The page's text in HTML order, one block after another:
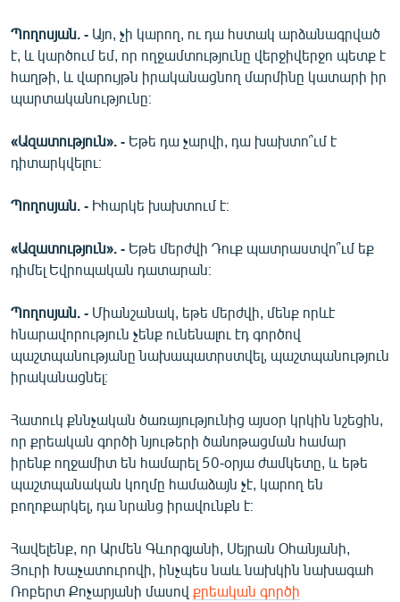
Պողոսյան. - Այո, չի կարող, ու դա հստակ արձանագրված
է, և կարծում եմ, որ ողջամտությունը վերջիվերջո պետք է
հաղթի, և վարույթն իրականացնող մարմինը կատարի իր
պարտականությունը։
«Ազատություն». - Եթե դա չարվի, դա խախտո՞ւմ է
դիտարկվելու։
Պողոսյան. - Իհարկե խախտում է։
«Ազատություն». - Եթե մերժվի Դուք պատրաստվո՞ւմ եք
դիմել Եվրոպական դատարան։
Պողոսյան. - Միանշանակ, եթե մերժվի, մենք որևէ
հնարավորություն չենք ունենալու էդ գործով
պաշտպանությանը նախապատրստվել, պաշտպանություն
իրականացնել։
Հատուկ քննչական ծառայությունից այսօր կրկին նշեցին,
որ քրեական գործի նյութերի ծանոթացման համար
իրենք ողջամիտ են համարել 50-օրյա ժամկետը, և եթե
պաշտպանական կողմը համաձայն չէ, կարող են
բողոքարկել, դա նրանց իրավունքն է։
Հավելենք, որ Արմեն Գևորգյանի, Սեյրան Օհանյանի,
Յուրի Խաչատուրովի, ինչպես նաև նախկին նախագահ
Ռոբերտ Քոչարյանի մասով քրեական գործի